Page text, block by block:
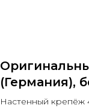
(Германия),
9016
Настенный крепёж